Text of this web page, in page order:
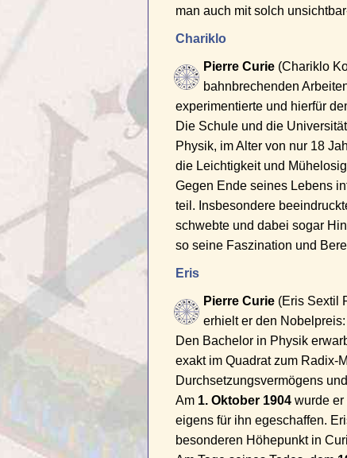
man auch mit solch
Chariklo
Pierre Curie(Chariklo
bahnbrechenden
experimentierte und hierfür
Die Schule und die
Physik, im Alter von nur 18
die Leichtigkeit und
Gegen Ende seines Lebens
teil. Insbesondere
schwebte und dabei sogar
so seine Faszination und
Eris
Pierre Curie(Eris Sextil
erhielt er den
Den Bachelor in Physik
exakt im Quadrat zum Radix-
Durchsetzungsvermögens
Am 1. Oktober 1904wurde er
eigens für ihn egeschaffen.
besonderen Höhepunkt in